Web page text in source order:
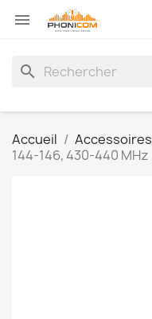

search
Accueil Accessoires
144-146, 430-440 MHz